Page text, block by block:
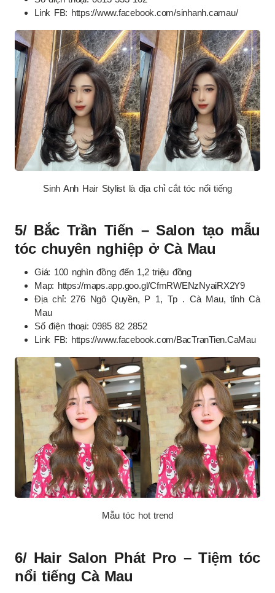
Link FB: https://www.facebook.com/sinhanh.camau/
Sinh Anh Hair Stylist là địa chỉ cắt tóc nổi tiếng
5/ Bắc Trần Tiến – Salon tạo mẫu
tóc chuyên nghiệp ở Cà Mau
Giá: 100 nghìn đồng đến 1,2 triệu đồng
Map: https://maps.app.goo.gl/CfmRWENzNyaiRX2Y9
Địa chỉ: 276 Ngô Quyền, P 1, Tp . Cà Mau, tỉnh Cà
Mau
Số điện thoại: 0985 82 2852
Link FB: https://www.facebook.com/BacTranTien.CaMau
Mẫu tóc hot trend
6/ Hair Salon Phát Pro – Tiệm tóc
nổi tiếng Cà Mau